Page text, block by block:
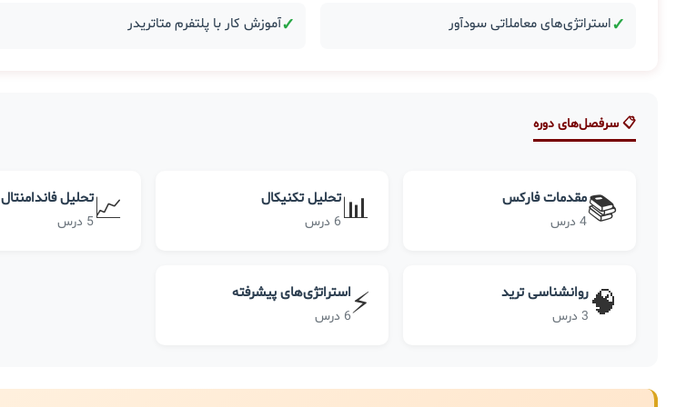
✓استراتژی‌های معاملاتی سودآور ✓آموزش کار با پلتفرم متاتریدر
📋 سرفصل‌های دوره
📚مقدمات فارکس
4 درس 📊تحلیل تکنیکال
6 درس 📈تحلیل فاندامنتال
5 درس
🧠روانشناسی ترید
3 درس ⚡استراتژی‌های پیشرفته
6 درس